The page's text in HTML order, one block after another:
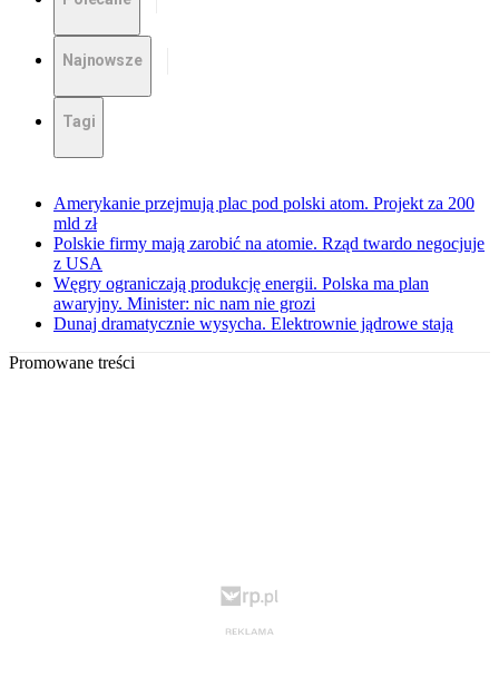
Najnowsze
Tagi
Amerykanie przejmują plac pod polski atom. Projekt za 200
mld zł
Polskie firmy mają zarobić na atomie. Rząd twardo negocjuje
z USA
Węgry ograniczają produkcję energii. Polska ma plan
awaryjny. Minister: nic nam nie grozi
Dunaj dramatycznie wysycha. Elektrownie jądrowe stają
Promowane treści